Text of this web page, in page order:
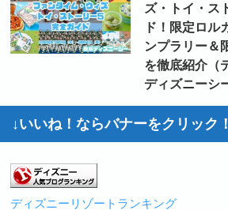
ズ・トイ・ス
ド！限定ロル
ンプラリー＆
を徹底紹介（
ディズニーシ
↓いいね！ならバナーをクリック！
ディズニーリゾートランキング